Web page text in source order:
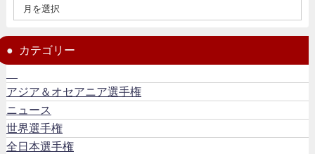
カテゴリー
アジア＆オセアニア選手権
ニュース
世界選手権
全日本選手権